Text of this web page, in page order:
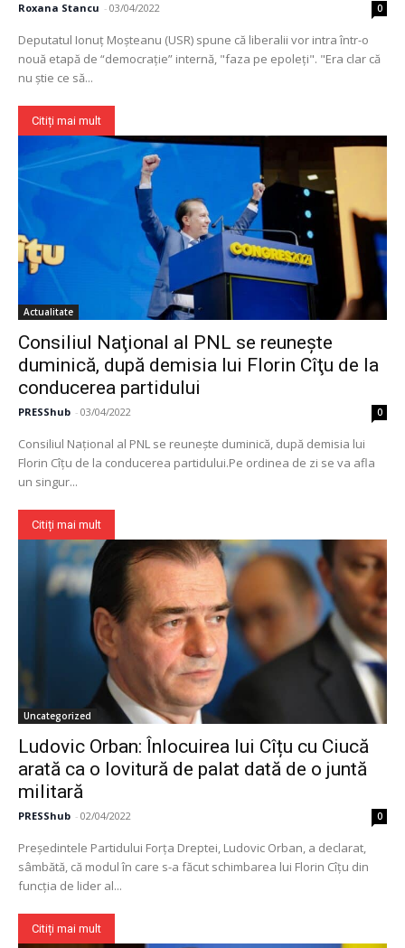
Roxana Stancu - 03/04/2022 0
Deputatul Ionuț Moșteanu (USR) spune că liberalii vor intra într-o
nouă etapă de “democrație” internă, "faza pe epoleți". "Era clar că
nu știe ce să...
Citiți mai mult
Actualitate
Consiliul Naţional al PNL se reuneşte
duminică, după demisia lui Florin Cîţu de la
conducerea partidului
PRESShub - 03/04/2022 0
Consiliul Naţional al PNL se reuneşte duminică, după demisia lui
Florin Cîţu de la conducerea partidului.Pe ordinea de zi se va afla
un singur...
Citiți mai mult
Uncategorized
​Ludovic Orban: Înlocuirea lui Cîțu cu Ciucă
arată ca o lovitură de palat dată de o juntă
militară
PRESShub - 02/04/2022 0
Preşedintele Partidului Forţa Dreptei, Ludovic Orban, a declarat,
sâmbătă, că modul în care s-a făcut schimbarea lui Florin Cîţu din
funcţia de lider al...
Citiți mai mult